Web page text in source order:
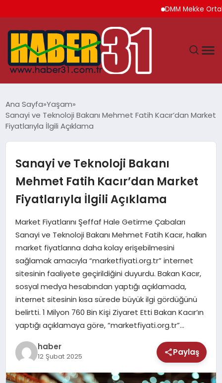
DMM Mekke Ortak
HATAY
EKONOMI
GÜNDEM
MAGAZIN
SAĞLIK
TEKNOLOJI
Ana Sayfa Yaşam
Sanayi ve Teknoloji Bakanı Mehmet Fatih Kacır’dan Market
Fiyatlarıyla İlgili Açıklama
Sanayi ve Teknoloji Bakanı
Mehmet Fatih Kacır’dan Market
Fiyatlarıyla İlgili Açıklama
Market Fiyatlarını Şeffaf Hale Getirme Çabaları
Sanayi ve Teknoloji Bakanı Mehmet Fatih Kacır, halkın
market fiyatlarına daha kolay erişebilmesini
sağlamak amacıyla “marketfiyati.org.tr” internet
sitesinin faaliyete geçirildiğini duyurdu. Bakan Kacır,
sosyal medya hesabından yaptığı açıklamada,
internet sitesinin kısa sürede büyük ilgi gördüğünü
belirtti. 1 Milyon 760 Bin Kişi Ziyaret Etti Bakan Kacır’ın
yaptığı açıklamaya göre, “marketfiyati.org.tr”…
haber
12 Şubat 2025 Paylaş